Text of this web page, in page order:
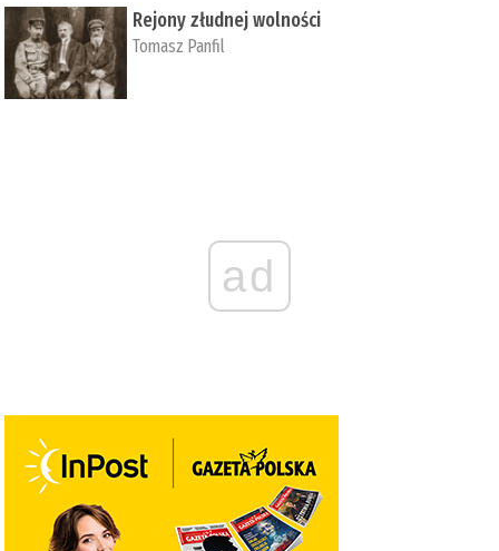
Rejony złudnej wolności
Tomasz Panfil
ad